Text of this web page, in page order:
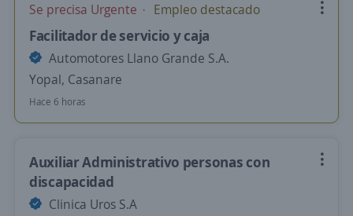
Se precisa Urgente Empleo destacado
Facilitador de servicio y caja
Automotores Llano Grande S.A.
Yopal, Casanare
Hace 6 horas
Auxiliar Administrativo personas con
discapacidad
Clinica Uros S.A